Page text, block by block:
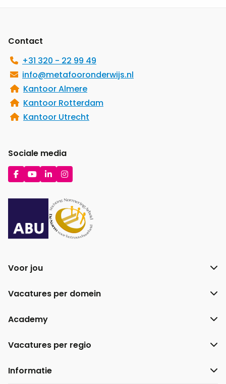
Contact
+31 320 - 22 99 49
info@metafooronderwijs.nl
Kantoor Almere
Kantoor Rotterdam
Kantoor Utrecht
Sociale media
Ga
naar
Ga
naar
Ga
naar
Ga
naar
Voor jou
Vacatures per domein
Academy
Vacatures per regio
Informatie